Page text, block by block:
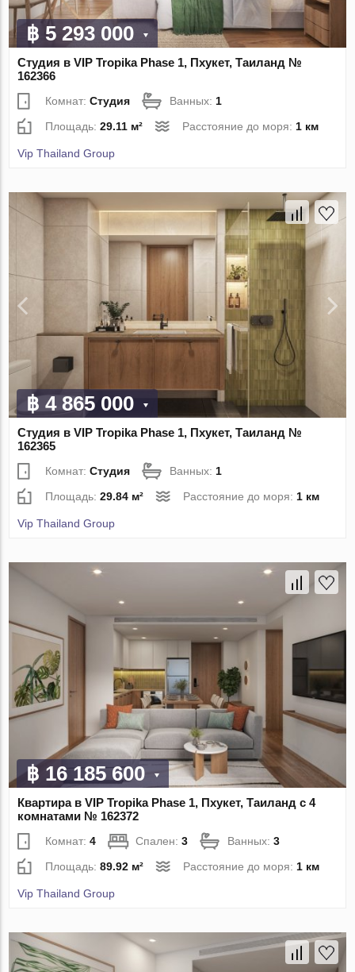
฿ 5 293 000
Студия в VIP Tropika Phase 1, Пхукет, Таиланд №
162366
Комнат:Студия Ванных:1
Площадь:29.11 м² Расстояние до моря:1 км
Vip Thailand Group
฿ 4 865 000
Студия в VIP Tropika Phase 1, Пхукет, Таиланд №
162365
Комнат:Студия Ванных: 1
Площадь:29.84 м² Расстояние до моря: 1 км
Vip Thailand Group
฿ 16 185 600
Квартира в VIP Tropika Phase 1, Пхукет, Таиланд с 4
комнатами № 162372
Комнат:4 Спален:3 Ванных:3
Площадь:89.92 м² Расстояние до моря: 1 км
Vip Thailand Group